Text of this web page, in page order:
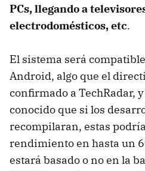
PCs, llegando a
electrodomésticos, etc.
El sistema será
Android, algo que el
confirmado a TechRadar,
conocido que si los
recompilaran, estas
rendimiento en hasta un
estará basado o no en la